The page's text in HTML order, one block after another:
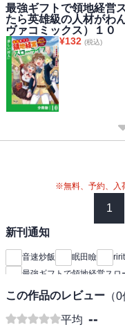
最強ギフトで領地経営
たら英雄級の人材がわ
ヴァコミックス）１０
¥132 (税込)
※無料、予約、入
1
新刊通知
音速炒飯 眠田瞼
最強ギフトで領地経営スロ
この作品のレビュー （0
平均 --